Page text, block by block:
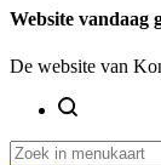
Website vandaag
De website van